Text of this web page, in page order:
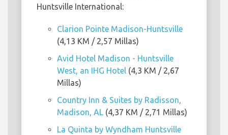
Huntsville International:
Clarion Pointe Madison-Huntsville
(4,13 KM / 2,57 Millas)
Avid Hotel Madison - Huntsville
West, an IHG Hotel (4,3 KM / 2,67
Millas)
Country Inn & Suites by Radisson,
Madison, AL (4,37 KM / 2,71 Millas)
La Quinta by Wyndham Huntsville